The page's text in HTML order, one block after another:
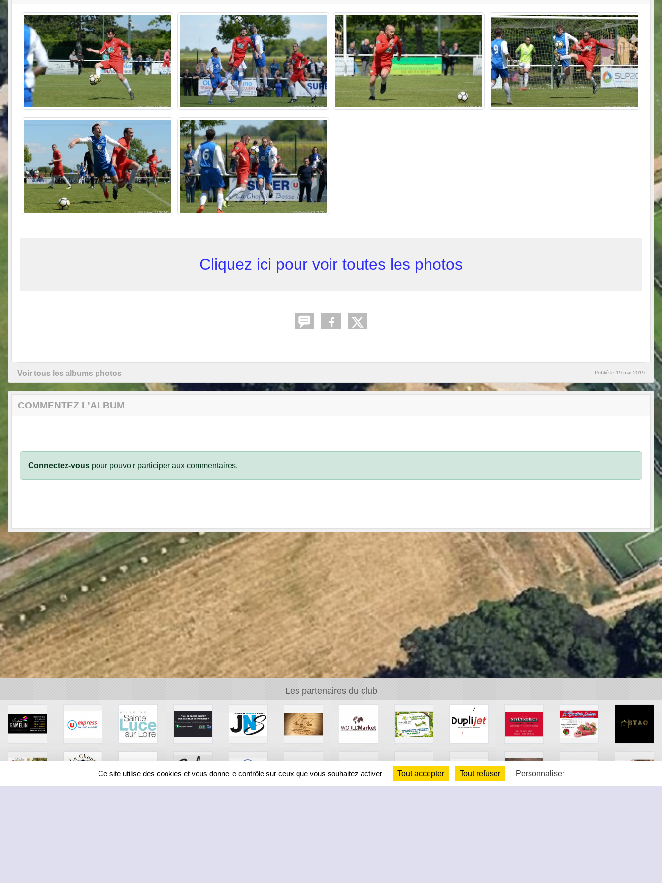
Cliquez ici pour voir toutes les photos
Voir tous les albums photos Publié le 19 mai 2019
COMMENTEZ L'ALBUM
Connectez-vous pour pouvoir participer aux commentaires.
Les partenaires du club
Ce site utilise des cookies et vous donne le contrôle sur ceux que vous souhaitez activer Tout accepter Tout refuser Personnaliser